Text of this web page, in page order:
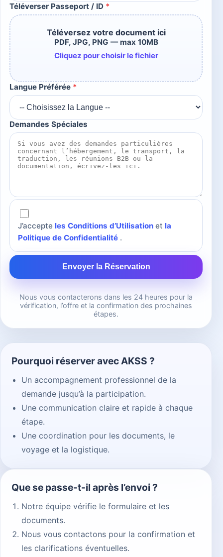
Téléverser Passeport / ID *
Téléversez votre document ici
PDF, JPG, PNG — max 10MB
Cliquez pour choisir le fichier
Langue Préférée *
Demandes Spéciales
J’accepte les Conditions d’Utilisation et la
Politique de Confidentialité .
Envoyer la Réservation
Nous vous contacterons dans les 24 heures pour la
vérification, l’offre et la confirmation des prochaines
étapes.
Pourquoi réserver avec AKSS ?
Un accompagnement professionnel de la
demande jusqu’à la participation.
Une communication claire et rapide à chaque
étape.
Une coordination pour les documents, le
voyage et la logistique.
Que se passe-t-il après l’envoi ?
Notre équipe vérifie le formulaire et les
documents.
Nous vous contactons pour la confirmation et
les clarifications éventuelles.